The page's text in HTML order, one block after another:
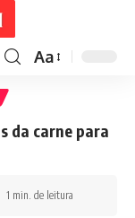
Aa
da carne para
1 min. de leitura